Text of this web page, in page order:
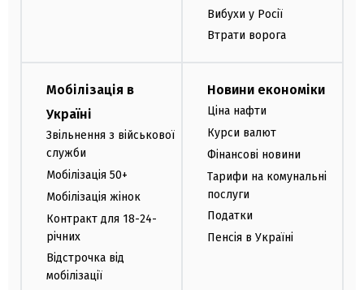
Вибухи у Росії
Втрати ворога
Мобілізація в
Україні
Звільнення з військової
служби
Мобілізація 50+
Мобілізація жінок
Контракт для 18-24-
річних
Відстрочка від
мобілізації
Новини економіки
Ціна нафти
Курси валют
Фінансові новини
Тарифи на комунальні
послуги
Податки
Пенсія в Україні